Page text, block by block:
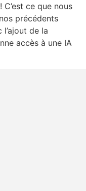
ce que nous
précédents
de la
accès à une IA